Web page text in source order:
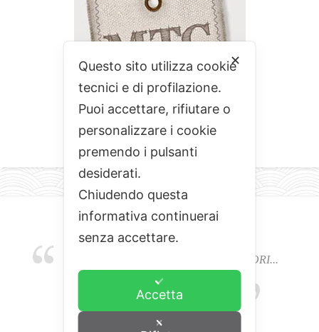
EMOZIONI, COLORI, ODORI E SAPORI...
L'ALCHIMIA DEL BUON CIBO
✕
Questo sito utilizza cookie
tecnici e di profilazione.
Puoi accettare, rifiutare o
personalizzare i cookie
premendo i pulsanti
desiderati.
Chiudendo questa
informativa continuerai
senza accettare.
Accetta